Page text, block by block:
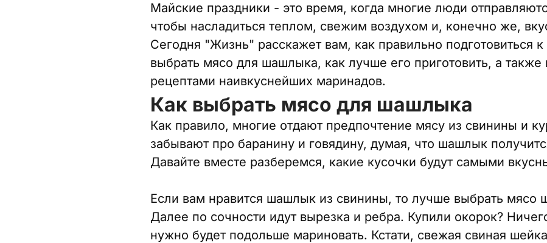
Майские праздники - это время, когда многие люди
чтобы насладиться теплом, свежим воздухом и, конечно же,
Сегодня "Жизнь" расскажет вам, как правильно подготовиться к
выбрать мясо для шашлыка, как лучше его приготовить, а также
рецептами наивкуснейших маринадов.
Как выбрать мясо для шашлыка
Как правило, многие отдают предпочтение мясу из свинины и
забывают про баранину и говядину, думая, что шашлык
Давайте вместе разберемся, какие кусочки будут самыми
Если вам нравится шашлык из свинины, то лучше выбрать мясо
Далее по сочности идут вырезка и ребра. Купили окорок?
нужно будет подольше мариновать. Кстати, свежая свиная